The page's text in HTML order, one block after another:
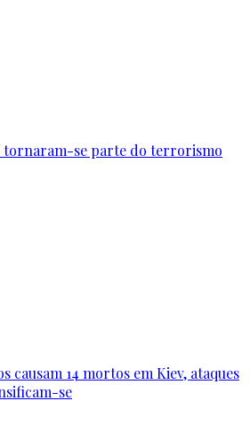
tornaram-se parte do terrorismo
causam 14 mortos em Kiev, ataques
se